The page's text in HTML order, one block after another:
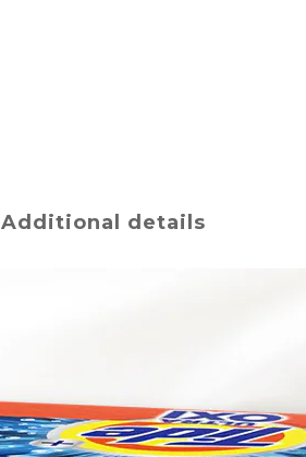
Additional details